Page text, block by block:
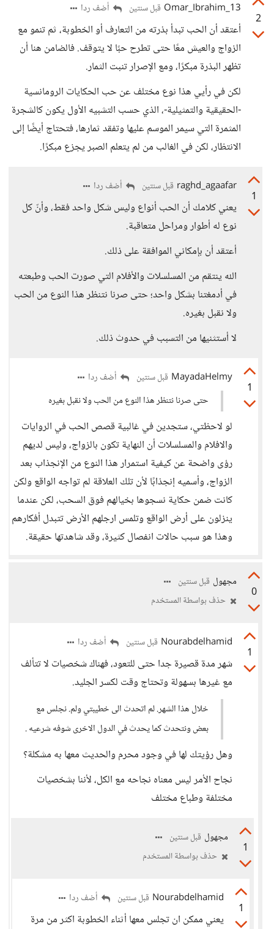
2
13_Omar_Ibrahim قبل سنتين أضف ردا
أعتقد أن الحب تبدأ بذرته من التعارف أو الخطوبة، ثم تنمو مع
الزواج والعيش معًا حتى تطرح حبًا لا يتوقف. فالضامن هنا أن
تظهر البذرة مبكرًا، ومع الإصرار تنبت الثمار.
لكن في رأيي هذا نوع مختلف عن حب الحكايات الرومانسية
-الحقيقية والتمثيلية-، الذي حسب التشبيه الأول يكون كالشجرة
المثمرة التي سيمر الموسم عليها وتفقد ثمارها، فتحتاج أيضًا إلى
الانتظار، لكن في الغالب من لم يتعلم الصبر يجزع مبكرًا.
1
raghd_agaafar قبل سنتين أضف ردا
يعني كلامك أن الحب أنواع وليس شكل واحد فقط، وأنّ كل
نوع له أطوار ومراحل متعاقبة.
أعتقد أن بإمكاني الموافقة على ذلك.
الله ينتقم من المسلسلات والأفلام التي صورت الحب وطبعته
في أدمغتنا بشكل واحد؛ حتى صرنا نتنظر هذا النوع من الحب
ولا نقبل بغيره.
لا أستثنيها من التسبب في حدوث ذلك.
1
MayadaHelmy قبل سنتين
أضف ردا
حتى صرنا نتنظر هذا النوع من الحب ولا نقبل بغيره
لو لاحظتي، ستجدين في غالبية قصص الحب في الروايات
والافلام والمسلسلات أن النهاية تكون بالزواج، وليس لديهم
رؤى واضحة عن كيفية استمرار هذا النوع من الإنجذاب بعد
الزواج، وأسميه إنجذابًا لأن تلك العلاقة لم تواجه الواقع ولكن
كانت ضمن حكاية نسجوها بخيالهم فوق السحب، لكن عندما
ينزلون على أرض الواقع وتلمس ارجلهم الأرض تتبدل أفكارهم
وهذا هو سبب حالات انفصال كثيرة، وقد شاهدتها حقيقة.
0
مجهول قبل سنتين
حذف بواسطة المستخدم
1
Nourabdelhamid قبل سنتين أضف ردا
شهر مدة قصيرة جدا حتى للتعود، فهناك شخصيات لا تتألف
مع غيرها بسهولة وتحتاج وقت لكسر الجليد.
خلال هذا الشهر. لم اتحدث الى خطيبتي ولم. نجلس مع
بعض ونتحدث كما يحدث في الدول الاخرى شوفه شرعيه .
وهل رؤيتك لها في وجود محرم والحديث معها به مشكلة؟
نجاح الأمر ليس معناه نجاحه مع الكل، لأننا بشخصيات
مختلفة وطباع مختلف
1
مجهول قبل سنتين
حذف بواسطة المستخدم
1
Nourabdelhamid قبل سنتين أضف ردا
يعني ممكن ان تجلس معها أثناء الخطوبة اكثر من مرة